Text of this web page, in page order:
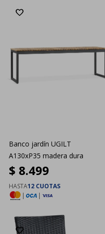
Banco jardín UGILT
A130xP35 madera dura
$ 8.499
HASTA12 CUOTAS
|
|